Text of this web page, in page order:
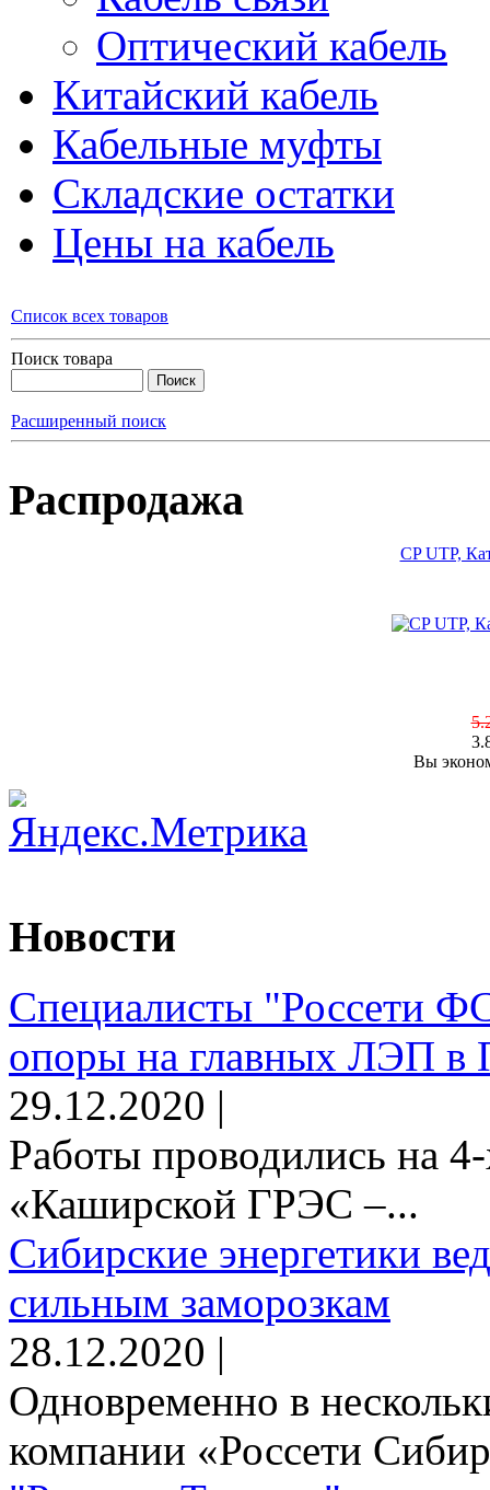
Оптический кабель
Китайский кабель
Кабельные муфты
Складские остатки
Цены на кабель
Список всех товаров
Поиск товара
Расширенный поиск
Распродажа
CP UTP,
Вы
Новости
Специалисты "Россети
опоры на главных ЛЭП в
29.12.2020 |
Работы проводились на
«Каширской ГРЭС –...
Сибирские энергетики
сильным заморозкам
28.12.2020 |
Одновременно в
компании «Россети